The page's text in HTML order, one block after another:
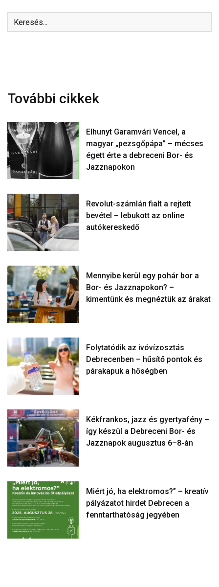
További cikkek
Elhunyt Garamvári Vencel, a
magyar „pezsgőpápa” – mécses
égett érte a debreceni Bor- és
Jazznapokon
Revolut-számlán fialt a rejtett
bevétel – lebukott az online
autókereskedő
Mennyibe kerül egy pohár bor a
Bor- és Jazznapokon? –
kimentünk és megnéztük az árakat
Folytatódik az ivóvízosztás
Debrecenben – hűsítő pontok és
párakapuk a hőségben
Kékfrankos, jazz és gyertyafény –
így készül a Debreceni Bor- és
Jazznapok augusztus 6–8-án
Miért jó, ha elektromos?” – kreatív
pályázatot hirdet Debrecen a
fenntarthatóság jegyében